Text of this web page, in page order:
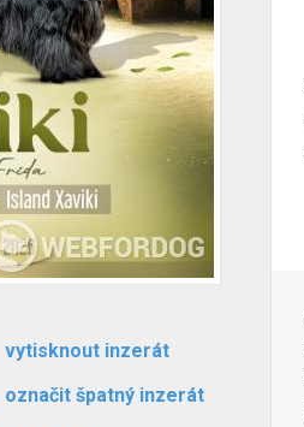
vytisknout inzerát
označit špatný inzerát